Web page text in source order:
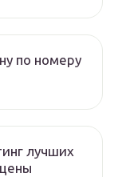
по номеру
лучших